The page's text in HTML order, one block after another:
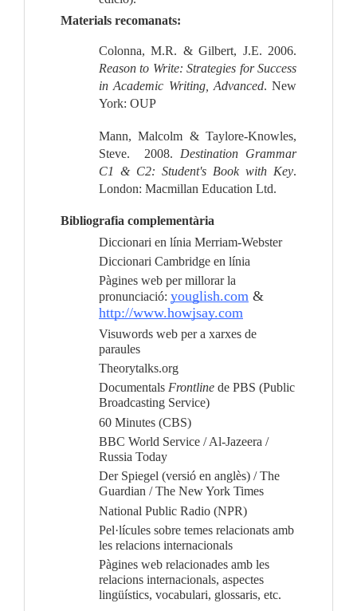
Materials recomanats:
Colonna, M.R. & Gilbert, J.E. 2006.
Reason to Write: Strategies for Success
in Academic Writing, Advanced. New
York: OUP
Mann, Malcolm & Taylore-Knowles,
Steve. 2008. Destination Grammar
C1 & C2: Student's Book with Key.
London: Macmillan Education Ltd.
Bibliografia complementària
Diccionari en línia Merriam-Webster
Diccionari Cambridge en línia
Pàgines web per millorar la
pronunciació: youglish.com &
http://www.howjsay.com
Visuwords web per a xarxes de
paraules
Theorytalks.org
Documentals Frontline de PBS (Public
Broadcasting Service)
60 Minutes (CBS)
BBC World Service / Al-Jazeera /
Russia Today
Der Spiegel (versió en anglès) / The
Guardian / The New York Times
National Public Radio (NPR)
Pel·lícules sobre temes relacionats amb
les relacions internacionals
Pàgines web relacionades amb les
relacions internacionals, aspectes
lingüístics, vocabulari, glossaris, etc.